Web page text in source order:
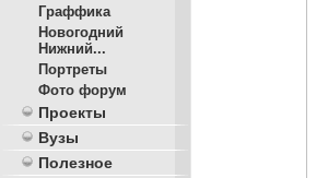
Граффика
Новогодний
Нижний...
Портреты
Фото форум
Проекты
Вузы
Полезное